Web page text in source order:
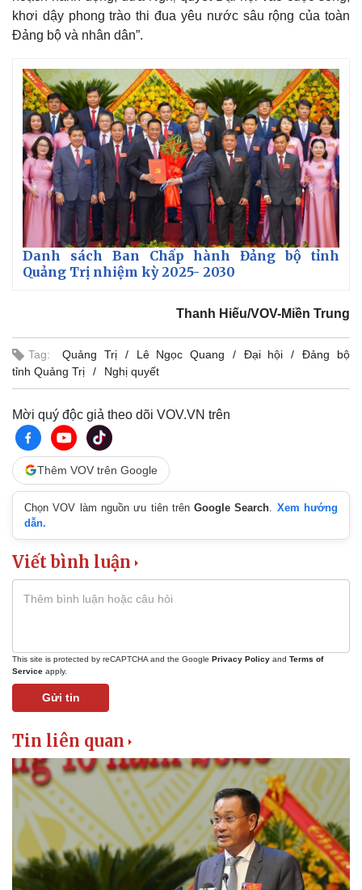
Pháp luật
Vụ án
Tư vấn luật
khơi dậy phong trào thi đua yêu nước sâu rộng của toàn
Đảng bộ và nhân dân”.
Danh sách Ban Chấp hành Đảng bộ tỉnh
Quảng Trị nhiệm kỳ 2025- 2030
Thanh Hiếu/VOV-Miền Trung
Tag: Quảng Trị Lê Ngọc Quang Đại hội
Đảng bộ
tỉnh Quảng Trị
Nghị quyết
Mời quý độc giả theo dõi VOV.VN trên
Thêm VOV trên Google
Chọn VOV làm nguồn ưu tiên trênGoogle Search
Xem hướng
dẫn.
Viết bình luận
This site is protected by reCAPTCHA and the Google Privacy Policy and Terms of
Service apply.
Gửi tin
Tin liên quan